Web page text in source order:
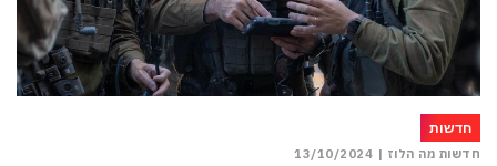
חדשות
חדשות מה הלוז | 13/10/2024